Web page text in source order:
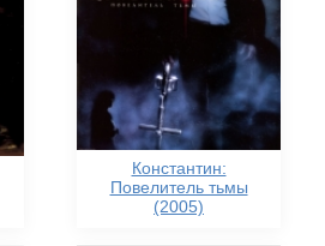
Константин:
Повелитель тьмы
(2005)